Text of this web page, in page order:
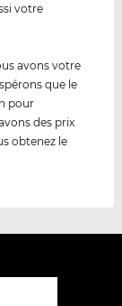
votre
avons votre
que le
pour
des prix
obtenez le